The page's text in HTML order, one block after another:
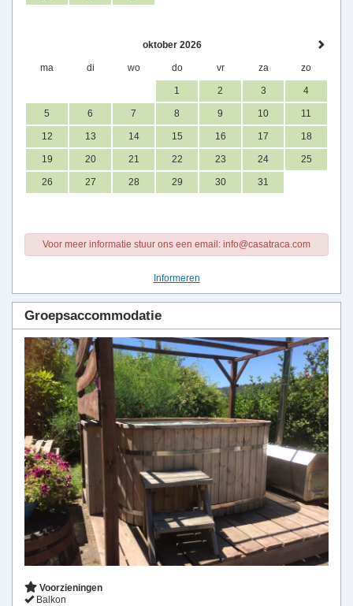
oktober 2026
ma di wo do vr za zo
1 2 3 4
5 6 7 8 9 10 11
12 13 14 15 16 17 18
19 20 21 22 23 24 25
26 27 28 29 30 31
Voor meer informatie stuur ons een email: info@casatraca.com
Informeren
Groepsaccommodatie
Voorzieningen
Balkon